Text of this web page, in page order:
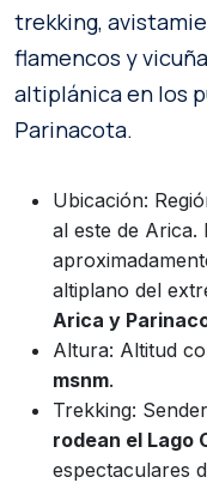
trekking,
flamencos y
altiplánica en los
Parinacota.
Ubicación:
al este de Arica.
altiplano del
Arica y
Altura: Altitud
msnm.
Trekking:
rodean el Lago
espectaculares